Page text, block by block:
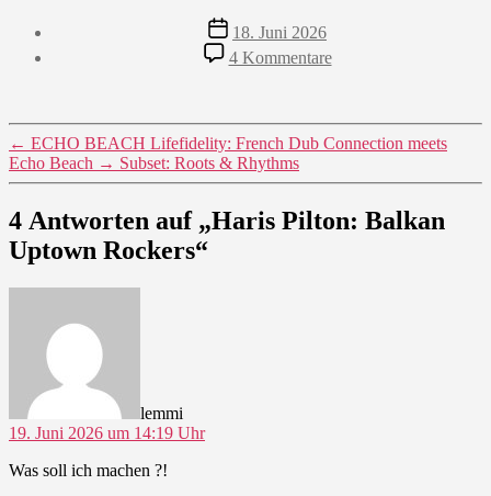
Veröffentlichungsdatum
18. Juni 2026
4 Kommentarezu
Haris
Uptown
Rockers
← ECHO BEACH Lifefidelity: French Dub Connection meets
Echo Beach → Subset: Roots & Rhythms
4 Antworten auf „Haris Pilton: Balkan
Uptown Rockers“
lemmi
19. Juni 2026 um 14:19 Uhr
Was soll ich machen ?!